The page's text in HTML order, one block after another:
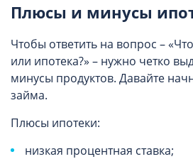
Плюсы и минусы
Чтобы ответить на вопрос –
или ипотека?» – нужно четко
минусы продуктов. Давайте
займа.
Плюсы ипотеки:
низкая процентная ставка;